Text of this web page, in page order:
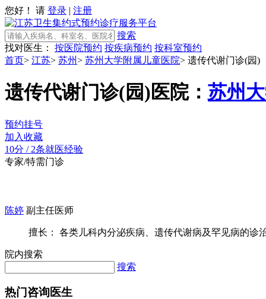
您好！ 请 登录 | 注册
搜索
找对医生：
按医院预约 按疾病预约 按科室预约
首页> 江苏> 苏州> 苏州大学附属儿童医院> 遗传代谢门诊(园)
遗传代谢门诊(园)医院： 苏州
预约挂号
加入收藏
10分 / 2条就医经验
专家/特需门诊
陈婷 副主任医师
擅长： 各类儿科内分泌疾病、遗传代谢病及罕见病的诊
院内搜索
搜索
热门咨询医生